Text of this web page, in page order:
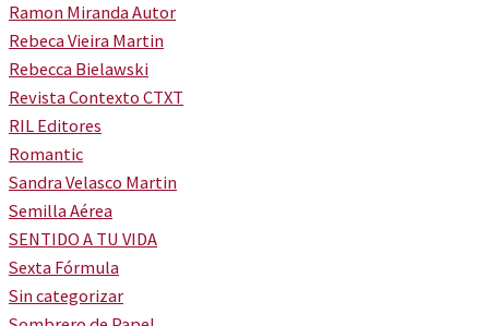
Ramon Miranda Autor
Rebeca Vieira Martin
Rebecca Bielawski
Revista Contexto CTXT
RIL Editores
Romantic
Sandra Velasco Martin
Semilla Aérea
SENTIDO A TU VIDA
Sexta Fórmula
Sin categorizar